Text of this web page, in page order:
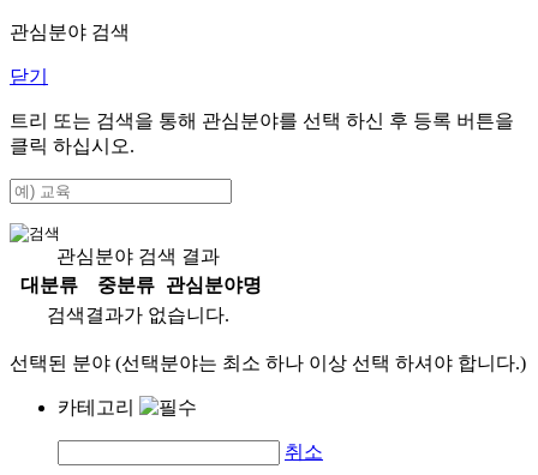
관심분야 검색
닫기
트리 또는 검색을 통해 관심분야를 선택 하신 후 등록 버튼을
클릭 하십시오.
관심분야 검색 결과
대분류
중분류
관심분야명
검색결과가 없습니다.
선택된 분야 (선택분야는 최소 하나 이상 선택 하셔야 합니다.)
카테고리
취소